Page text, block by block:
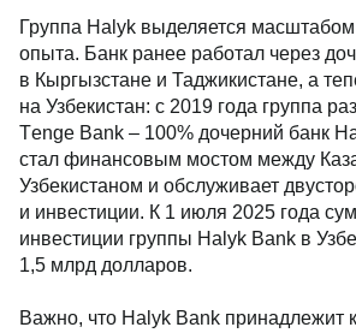
Группа Halyk выделяется масштабом
опыта. Банк ранее работал через
в Кыргызстане и Таджикистане, а
на Узбекистан: с 2019 года группа
Тenge Bank – 100% дочерний банк
стал финансовым мостом между
Узбекистаном и обслуживает
и инвестиции. К 1 июля 2025 года
инвестиции группы Halyk Bank в
1,5 млрд долларов.
Важно, что Halyk Bank принадлежит